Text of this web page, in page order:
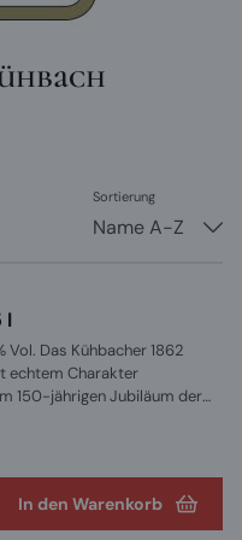
Sortierung
Name A-Z
l
Das Kühbacher 1862
echtem Charakter
150-jährigen Jubiläum der
als Geburtstagsgeschenk
der beliebtesten
und ungefiltert
Bier? Kellerbier ist
Hefe bleibt im Bier.
In den Warenkorb